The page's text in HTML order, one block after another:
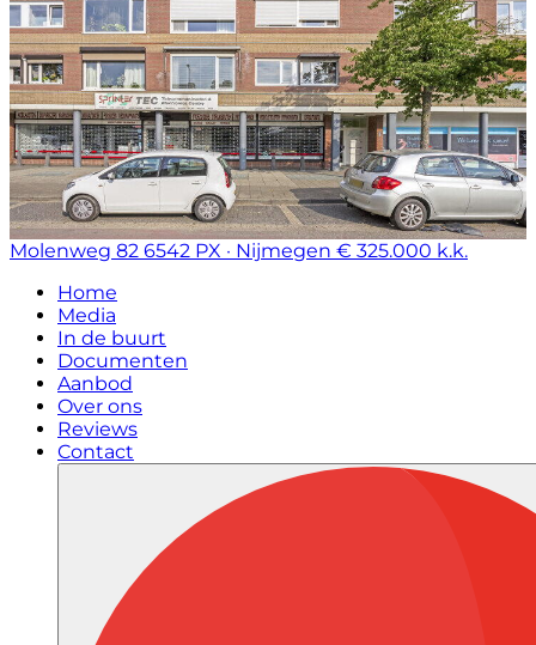
Molenweg 82 6542 PX · Nijmegen € 325.000 k.k.
Home
Media
In de buurt
Documenten
Aanbod
Over ons
Reviews
Contact